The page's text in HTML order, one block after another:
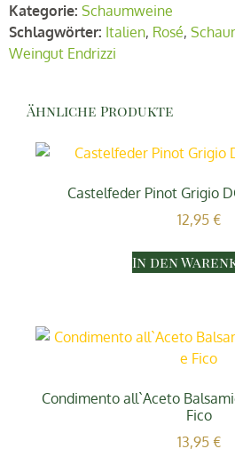
Kategorie: Schaumweine
Schlagwörter: Italien, Rosé,
Weingut Endrizzi
Ähnliche Produkte
Castelfeder Pinot Grigio
12,95 €
In den
Condimento all`Aceto
Fico
13,95 €